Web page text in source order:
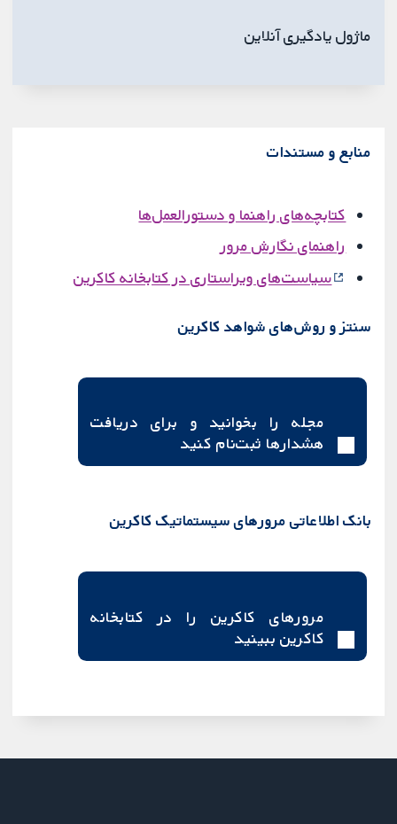
ماژول یادگیری آنلاین
منابع و مستندات
کتابچه‌های راهنما و دستورالعمل‌ها
راهنمای نگارش مرور
سیاست‌های ویراستاری در کتابخانه کاکرین
سنتز و روش‌های شواهد کاکرین
مجله را بخوانید و برای دریافت
هشدارها ثبت‌نام کنید
بانک اطلاعاتی مرورهای سیستماتیک کاکرین
مرورهای کاکرین را در کتابخانه
کاکرین ببینید